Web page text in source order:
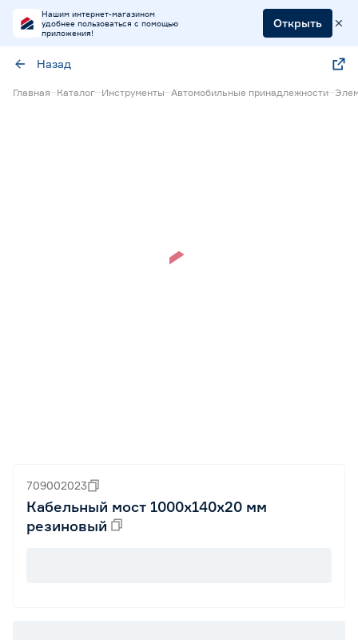
Нашим интернет-магазином
удобнее пользоваться с помощью
приложения!
Открыть
Назад
Главная Каталог Инструменты Автомобильные принадлежности
709002023
Кабельный мост 1000x140x20 мм
резиновый